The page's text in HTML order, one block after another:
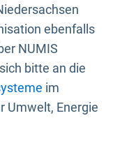
ebenfalls
NUMIS
bitte an die
im
Umwelt, Energie